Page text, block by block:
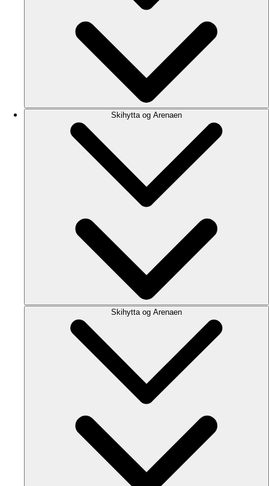
Skihytta og Arenaen
Skihytta og Arenaen